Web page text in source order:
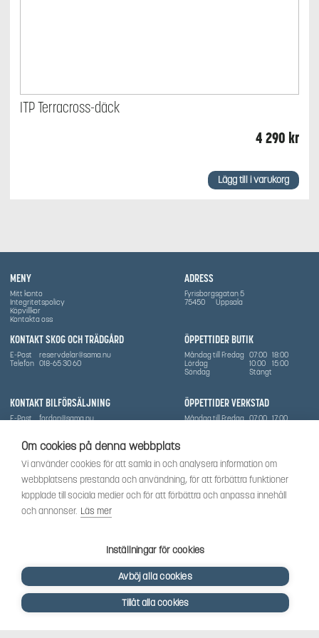
Om cookies på denna webbplats
Vi använder cookies för att samla in och analysera information om
webbplatsens prestanda och användning, för att förbättra funktioner
kopplade till sociala medier och för att förbättra och anpassa innehåll
och annonser. Läs mer
Inställningar för cookies
Avböj alla cookies
Tillåt alla cookies
ITP Terracross-däck
4 290 kr
Lägg till i varukorg
MENY
Mitt konto
Integritetspolicy
Köpvillkor
Kontakta oss
ÖPPETTIDER BUTIK
Måndag till Fredag 07:00 18:00
Lördag
10:00
15:00
Söndag
Stängt
ÖPPETTIDER VERKSTAD
Måndag till Fredag 07:00 17:00
ADRESS
Fyrisborgsgatan 5
75450
Uppsala
KONTAKT SKOG OCH TRÄDGÅRD
E-Post
reservdelar@sama.nu
Telefon 018-65 30 60
KONTAKT BILFÖRSÄLJNING
E-Post
fordon@sama.nu
Vi har sedan 1970-talet levererat skog-och trädgårdsprodukter till Uppsala med omnejd. Vi
har idag även ett brett utbud av dessa produkter samt BRP:s produktsortiment, gällande
Can-Am, Sea-Doo.
Vi är certifierad serviceverkstad.
SOCIALT